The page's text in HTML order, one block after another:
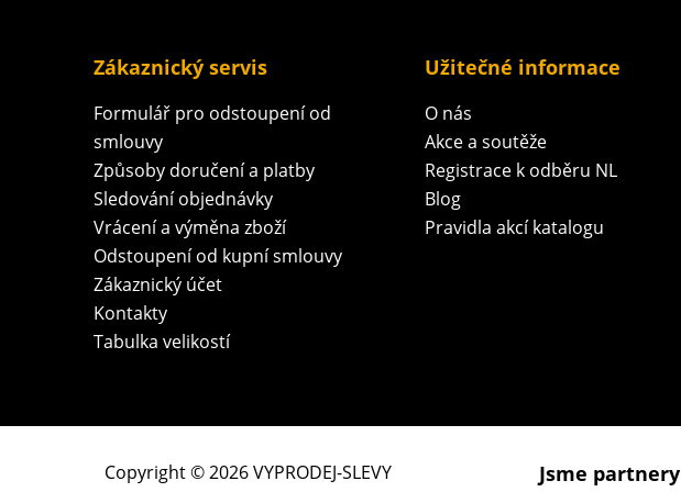
Zákaznický servis
Formulář pro odstoupení od
smlouvy
Způsoby doručení a platby
Sledování objednávky
Vrácení a výměna zboží
Odstoupení od kupní smlouvy
Zákaznický účet
Kontakty
Tabulka velikostí
Užitečné informace
O nás
Akce a soutěže
Registrace k odběru NL
Blog
Pravidla akcí katalogu
Copyright © 2026 VYPRODEJ-SLEVY Jsme partnery